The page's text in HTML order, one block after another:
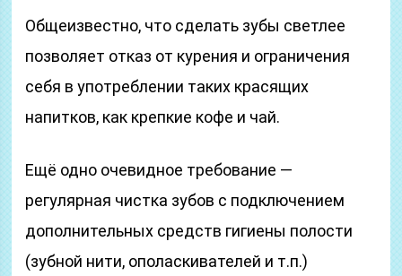
Общеизвестно, что сделать зубы светлее
позволяет отказ от курения и ограничения
себя в употреблении таких красящих
напитков, как крепкие кофе и чай.
Ещё одно очевидное требование —
регулярная чистка зубов с подключением
дополнительных средств гигиены полости
(зубной нити, ополаскивателей и т.п.)